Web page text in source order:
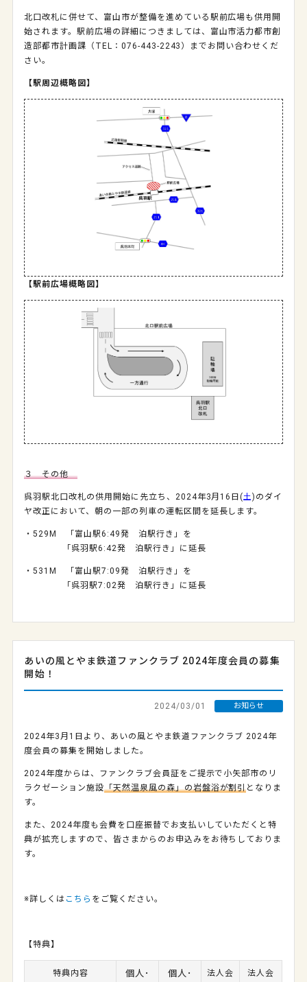
北口改札に併せて、富山市が整備を進めている駅前広場も供用開
始されます。駅前広場の詳細につきましては、富山市活力都市創
造部都市計画課（TEL：076-443-2243）までお問い合わせくだ
さい。
【駅周辺概略図】
【駅前広場概略図】
３ その他
呉羽駅北口改札の供用開始に先立ち、2024年3月16日(土)のダイ
ヤ改正において、朝の一部の列車の運転区間を延長します。
・529M 「富山駅6:49発 泊駅行き」を
「呉羽駅6:42発 泊駅行き」に延長
・531M 「富山駅7:09発 泊駅行き」を
「呉羽駅7:02発 泊駅行き」に延長
あいの風とやま鉄道ファンクラブ 2024年度会員の募集
開始！
2024/03/01 お知らせ
2024年3月1日より、あいの風とやま鉄道ファンクラブ 2024年
度会員の募集を開始しました。
2024年度からは、ファンクラブ会員証をご提示で小矢部市のリ
ラクゼーション施設「天然温泉風の森」の岩盤浴が割引となりま
す。
また、2024年度も会費を口座振替でお支払いしていただくと特
典が拡充しますので、皆さまからのお申込みをお待ちしておりま
す。
※詳しくは こちら をご覧ください。
【特典】
特典内容
個人･
個人･
法人会
法人会